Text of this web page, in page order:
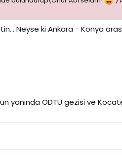
Neyse ki Ankara - Konya
yanında ODTÜ gezisi ve